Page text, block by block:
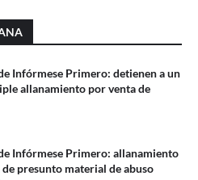
Infórmese Primero: detienen a un
allanamiento por venta de
Infórmese Primero: allanamiento
de presunto material de abuso